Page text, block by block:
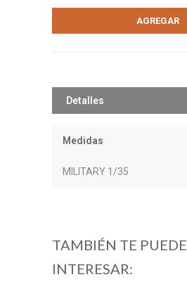
Detalles
Medidas
MILITARY 1/35
TAMBIÉN TE PUEDE
INTERESAR: